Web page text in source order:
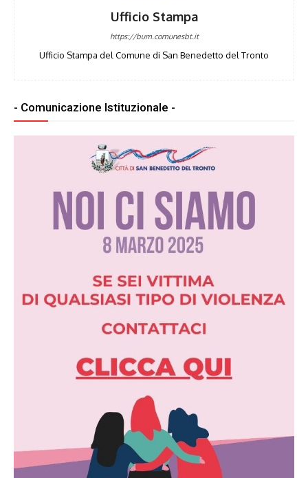
Ufficio Stampa
https://bum.comunesbt.it
Ufficio Stampa del Comune di San Benedetto del Tronto
- Comunicazione Istituzionale -